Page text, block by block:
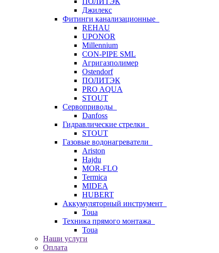
Джилекс
Фитинги канализационные
REHAU
UPONOR
Millennium
CON-PIPE SML
Агригазполимер
Ostendorf
ПОЛИТЭК
PRO AQUA
STOUT
Сервоприводы
Danfoss
Гидравлические стрелки
STOUT
Газовые водонагреватели
Ariston
Hajdu
MOR-FLO
Termica
MIDEA
HUBERT
Аккумуляторный инструмент
Toua
Техника прямого монтажа
Toua
Наши услуги
Оплата